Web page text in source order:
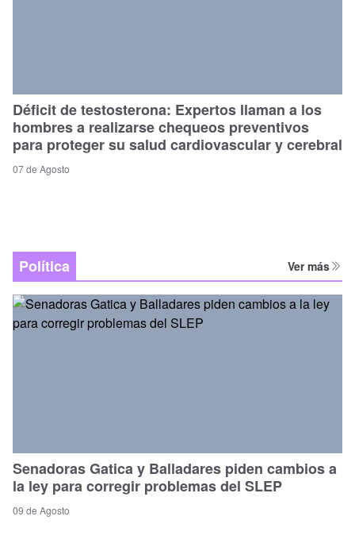
Déficit de testosterona: Expertos llaman a los
hombres a realizarse chequeos preventivos
para proteger su salud cardiovascular y cerebral
07 de Agosto
Política Ver más
Senadoras Gatica y Balladares piden cambios a
la ley para corregir problemas del SLEP
09 de Agosto